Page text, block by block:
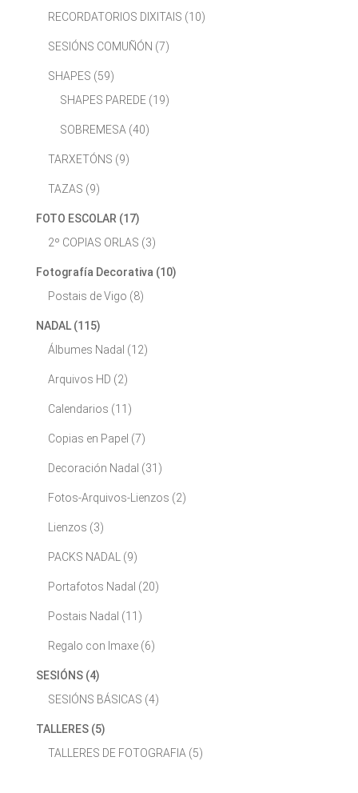
RECORDATORIOS DIXITAIS (10)
SESIÓNS COMUÑÓN (7)
SHAPES (59)
SHAPES PAREDE (19)
SOBREMESA (40)
TARXETÓNS (9)
TAZAS (9)
FOTO ESCOLAR (17)
2º COPIAS ORLAS (3)
Fotografía Decorativa (10)
Postais de Vigo (8)
NADAL (115)
Álbumes Nadal (12)
Arquivos HD (2)
Calendarios (11)
Copias en Papel (7)
Decoración Nadal (31)
Fotos-Arquivos-Lienzos (2)
Lienzos (3)
PACKS NADAL (9)
Portafotos Nadal (20)
Postais Nadal (11)
Regalo con Imaxe (6)
SESIÓNS (4)
SESIÓNS BÁSICAS (4)
TALLERES (5)
TALLERES DE FOTOGRAFIA (5)